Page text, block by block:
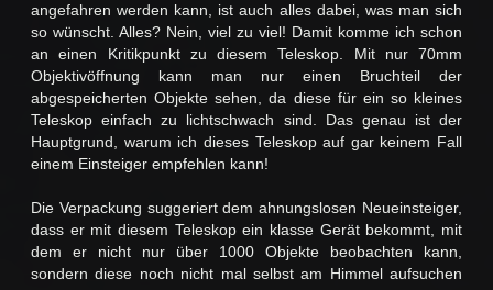
angefahren werden kann, ist auch alles dabei, was man sich
so wünscht. Alles? Nein, viel zu viel! Damit komme ich schon
an einen Kritikpunkt zu diesem Teleskop. Mit nur 70mm
Objektivöffnung kann man nur einen Bruchteil der
abgespeicherten Objekte sehen, da diese für ein so kleines
Teleskop einfach zu lichtschwach sind. Das genau ist der
Hauptgrund, warum ich dieses Teleskop auf gar keinem Fall
einem Einsteiger empfehlen kann!
Die Verpackung suggeriert dem ahnungslosen Neueinsteiger,
dass er mit diesem Teleskop ein klasse Gerät bekommt, mit
dem er nicht nur über 1000 Objekte beobachten kann,
sondern diese noch nicht mal selbst am Himmel aufsuchen